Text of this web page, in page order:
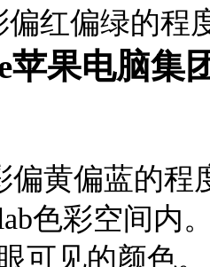
红偏绿的程
苹果电脑集
黄偏蓝的程
彩空间内
见的颜色。